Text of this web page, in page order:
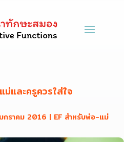
ม่และครูควรใส่ใจ
กราคม 2016 | EF สำหรับพ่อ-แม่